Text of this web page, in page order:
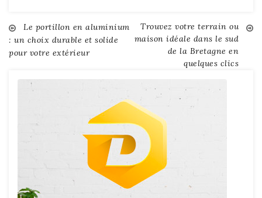
Navigation
de
l’article
Le portillon en aluminium
: un choix durable et solide
pour votre extérieur
Trouvez votre terrain ou
maison idéale dans le sud
de la Bretagne en
quelques clics